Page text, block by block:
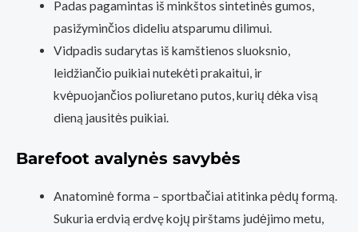
Padas pagamintas iš minkštos sintetinės gumos,
pasižyminčios dideliu atsparumu dilimui.
Vidpadis sudarytas iš kamštienos sluoksnio,
leidžiančio puikiai nutekėti prakaitui, ir
kvėpuojančios poliuretano putos, kurių dėka visą
dieną jausitės puikiai.
Barefoot avalynės savybės
Anatominė forma – sportbačiai atitinka pėdų formą.
Sukuria erdvią erdvę kojų pirštams judėjimo metu,